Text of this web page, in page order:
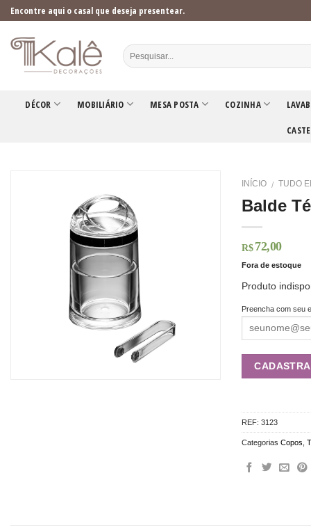
Skip
to
content
Encontre aqui o casal que deseja presentear.
DÉCOR MOBILIÁRIO MESA POSTA COZINHA
INÍCIO / TUDO
Balde
R$ 72,00
Fora de estoque
Produto
Preencha com seu
REF:3123
CategoriasCopos ,